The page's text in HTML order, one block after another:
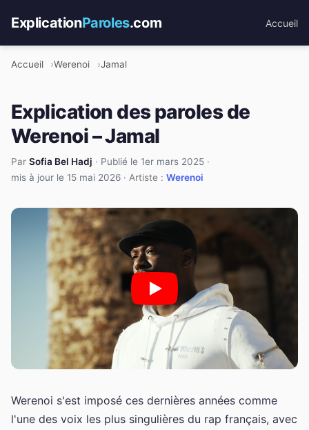
ExplicationParoles.com Accueil
Accueil Werenoi Jamal
Explication des paroles de
Werenoi – Jamal
Par Sofia Bel Hadj · Publié le 1er mars 2025 ·
mis à jour le 15 mai 2026 · Artiste : Werenoi
Werenoi s'est imposé ces dernières années comme
l'une des voix les plus singulières du rap français, avec